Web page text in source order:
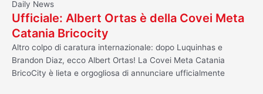
Daily News
Ufficiale: Albert Ortas è della Covei Meta
Catania Bricocity
Altro colpo di caratura internazionale: dopo Luquinhas e
Brandon Diaz, ecco Albert Ortas! La Covei Meta Catania
BricoCity è lieta e orgogliosa di annunciare ufficialmente